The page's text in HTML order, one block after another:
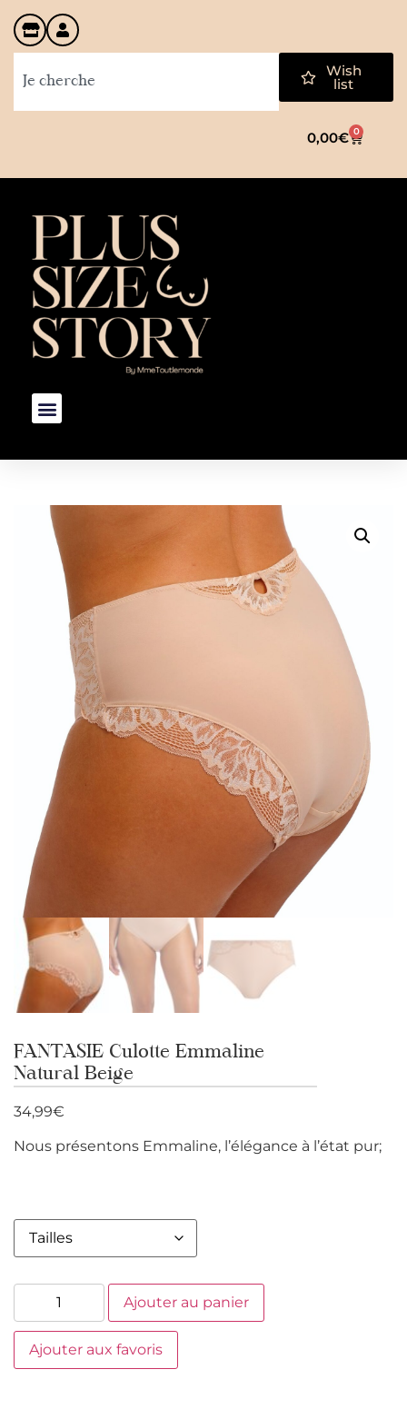
Wish
list
0,00€ 0
FANTASIE Culotte Emmaline
Natural Beige
34,99€
Nous présentons Emmaline, l’élégance à l’état pur;
Ajouter au panier
Ajouter aux favoris